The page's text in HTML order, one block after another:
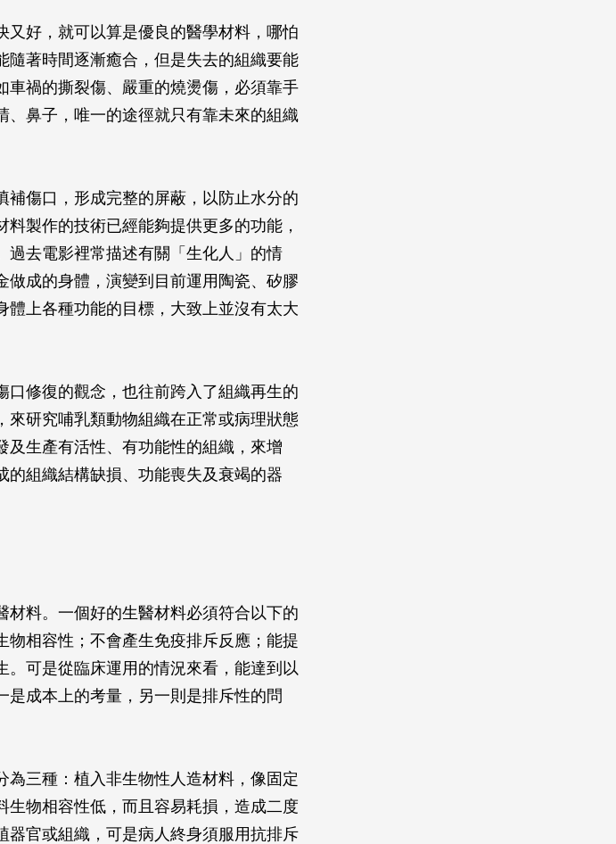
又好，就可以算是優良的醫學材料，哪怕
隨著時間逐漸癒合，但是失去的組織要能
禍的撕裂傷、嚴重的燒燙傷，必須靠手
鼻子，唯一的途徑就只有靠未來的組織
傷口，形成完整的屏蔽，以防止水分的
製作的技術已經能夠提供更多的功能，
過去電影裡常描述有關「生化人」的情
成的身體，演變到目前運用陶瓷、矽膠
上各種功能的目標，大致上並沒有太大
修復的觀念，也往前跨入了組織再生的
來研究哺乳類動物組織在正常或病理狀態
生產有活性、有功能性的組織，來增
組織結構缺損、功能喪失及衰竭的器
料。一個好的生醫材料必須符合以下的
相容性；不會產生免疫排斥反應；能提
可是從臨床運用的情況來看，能達到以
成本上的考量，另一則是排斥性的問
三種：植入非生物性人造材料，像固定
物相容性低，而且容易耗損，造成二度
官或組織，可是病人終身須服用抗排斥